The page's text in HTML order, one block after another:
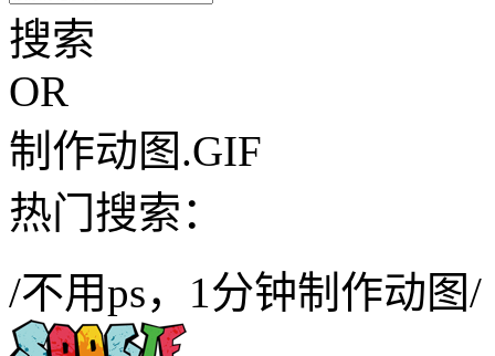
搜索
OR
制作动图.GIF
热门搜索：
/不用ps，1分钟制作动图/